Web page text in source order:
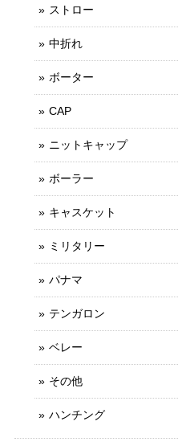
ストロー
中折れ
ボーター
CAP
ニットキャップ
ボーラー
キャスケット
ミリタリー
パナマ
テンガロン
ベレー
その他
ハンチング